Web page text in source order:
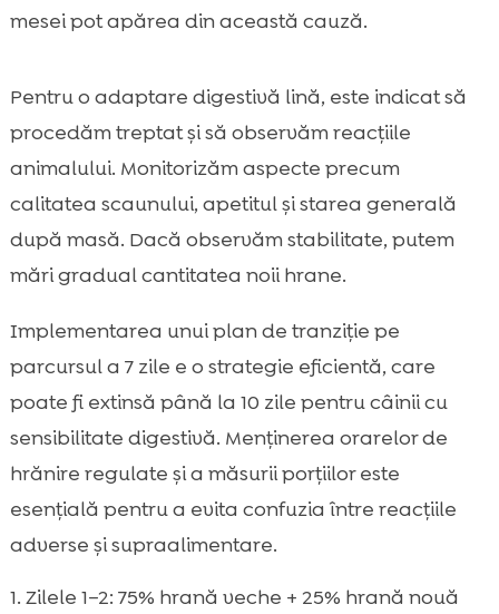
mesei pot apărea din această cauză.
Pentru o adaptare digestivă lină, este indicat să
procedăm treptat și să observăm reacțiile
animalului. Monitorizăm aspecte precum
calitatea scaunului, apetitul și starea generală
după masă. Dacă observăm stabilitate, putem
mări gradual cantitatea noii hrane.
Implementarea unui plan de tranziție pe
parcursul a 7 zile e o strategie eficientă, care
poate fi extinsă până la 10 zile pentru câinii cu
sensibilitate digestivă. Menținerea orarelor de
hrănire regulate și a măsurii porțiilor este
esențială pentru a evita confuzia între reacțiile
adverse și supraalimentare.
Zilele 1–2: 75% hrană veche + 25% hrană nouă